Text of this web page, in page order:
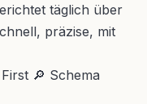
täglich über
präzise, mit
🔎 Schema